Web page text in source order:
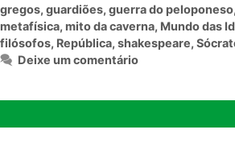
gregos, guardiões, guerra do peloponeso,
metafísica, mito da caverna, Mundo das
filósofos, República, shakespeare,
Deixe um comentário